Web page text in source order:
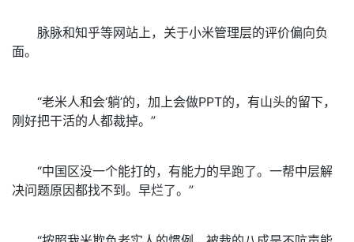
脉脉和知乎等网站上，关于小米管理层的评价偏向负
面。
“老米人和会‘躺’的，加上会做PPT的，有山头的留下，
刚好把干活的人都裁掉。”
“中国区没一个能打的，有能力的早跑了。一帮中层解
决问题原因都找不到。早烂了。”